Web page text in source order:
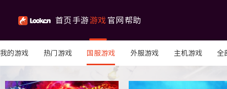
首页手游游戏 官网 帮助
我的游戏 热门游戏 国服游戏 外服游戏 主机游戏 全